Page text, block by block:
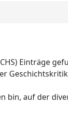
Einträge
bin, auf der